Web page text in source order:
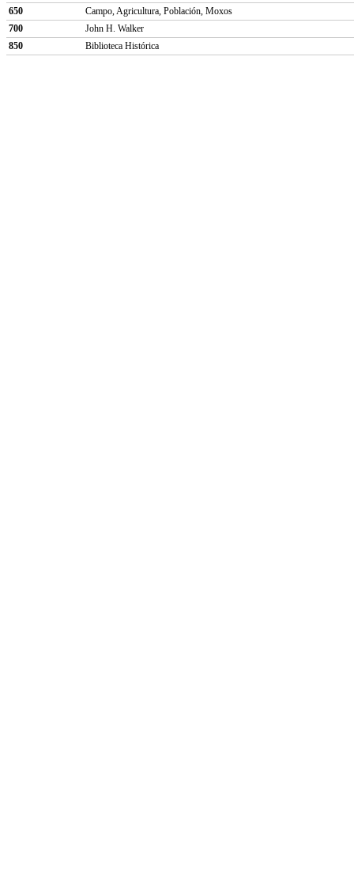
650
Campo, Agricultura, Población, Moxos
700
John H. Walker
850
Biblioteca Histórica